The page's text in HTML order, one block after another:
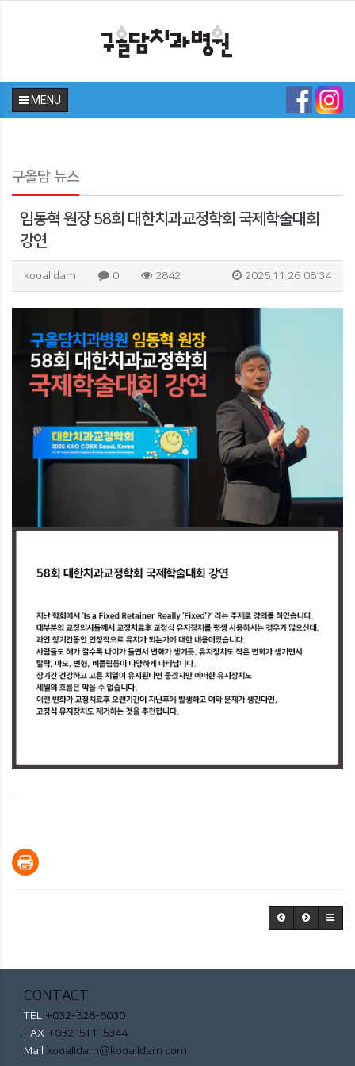
MENU
구올담 뉴스
임동혁 원장 58회 대한치과교정학회 국제학술대회
강연
kooalldam 0 2842 2025.11.26 08:34
CONTACT
TEL +032-528-6030
FAX +032-511-5344
Mail
kooalldam@kooalldam.com